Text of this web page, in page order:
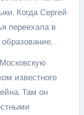
Когда Сергей
переехала в
известного
Там он